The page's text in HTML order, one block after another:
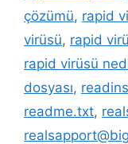
çözümü, rapid
virüsü, rapid
rapid virüsü
dosyası,
readme.txt,